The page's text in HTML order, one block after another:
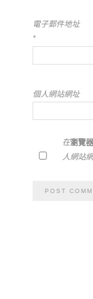
電子郵件地址
*
個人網站網址
在瀏覽器
人網站